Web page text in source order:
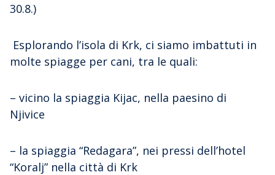
30.8.)
Esplorando l’isola di Krk, ci siamo imbattuti in
molte spiagge per cani, tra le quali:
– vicino la spiaggia Kijac, nella paesino di
Njivice
– la spiaggia “Redagara”, nei pressi dell’hotel
“Koralj” nella città di Krk